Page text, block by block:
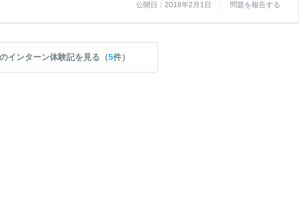
公開日：2018年2月1日 問題を報告する
インターン体験記を見る（5件）